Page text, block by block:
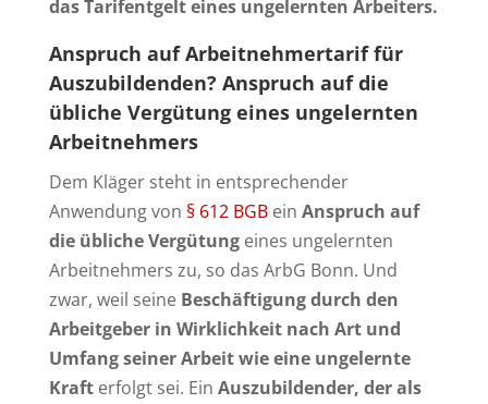
das Tarifentgelt eines ungelernten Arbeiters.
Anspruch auf Arbeitnehmertarif für
Auszubildenden? Anspruch auf die
übliche Vergütung eines ungelernten
Arbeitnehmers
Dem Kläger steht in entsprechender
Anwendung von § 612 BGBein Anspruch auf
die übliche Vergütungeines ungelernten
Arbeitnehmers zu, so das ArbG Bonn. Und
zwar, weil seine Beschäftigung durch den
Arbeitgeber in Wirklichkeit nach Art und
Umfang seiner Arbeit wie eine ungelernte
Krafterfolgt sei. Ein Auszubildender, der als